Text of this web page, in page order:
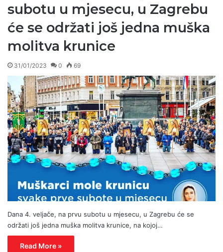
subotu u mjesecu, u Zagrebu
će se održati još jedna muška
molitva krunice
31/01/2023 0 69
Dana 4. veljače, na prvu subotu u mjesecu, u Zagrebu će se
održati još jedna muška molitva krunice, na kojoj…
Read More »